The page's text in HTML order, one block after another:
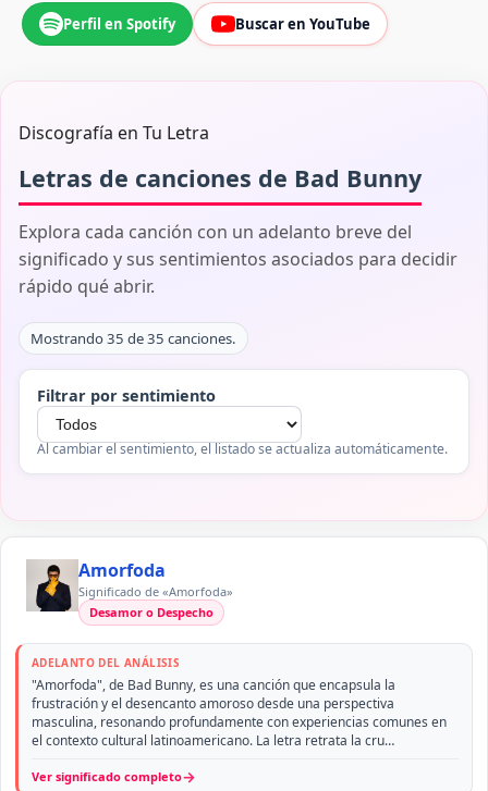
Perfil en Spotify Buscar en YouTube
Discografía en Tu Letra
Letras de canciones de Bad Bunny
Explora cada canción con un adelanto breve del
significado y sus sentimientos asociados para decidir
rápido qué abrir.
Mostrando 35 de 35 canciones.
Filtrar por sentimiento
Al cambiar el sentimiento, el listado se actualiza automáticamente.
Amorfoda
Significado de «Amorfoda»
Desamor o Despecho
ADELANTO DEL ANÁLISIS
"Amorfoda", de Bad Bunny, es una canción que encapsula la
frustración y el desencanto amoroso desde una perspectiva
masculina, resonando profundamente con experiencias comunes en
el contexto cultural latinoamericano. La letra retrata la cru…
Ver significado completo→